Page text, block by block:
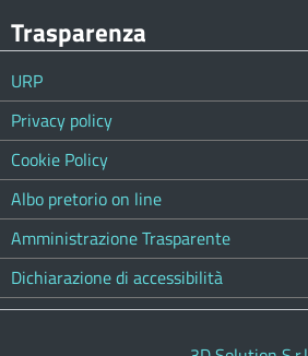
Trasparenza
URP
Privacy policy
Cookie Policy
Albo pretorio on line
Amministrazione Trasparente
Dichiarazione di accessibilità